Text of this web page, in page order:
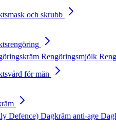
och skrubb
Rengöringsmjölk
för män
Defence) Dagkräm anti-age